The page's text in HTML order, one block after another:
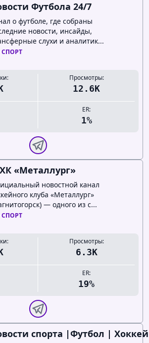
Футбола 24/7
о футболе, где собраны
новости, инсайды,
слухи и аналитик...
СПОРТ
Просмотры:
12.6K
ER:
1%
ХК «Металлург»
новостной канал
клуба «Металлург»
— одного из с...
СПОРТ
Просмотры:
6.3K
ER:
19%
спорта |Футбол |